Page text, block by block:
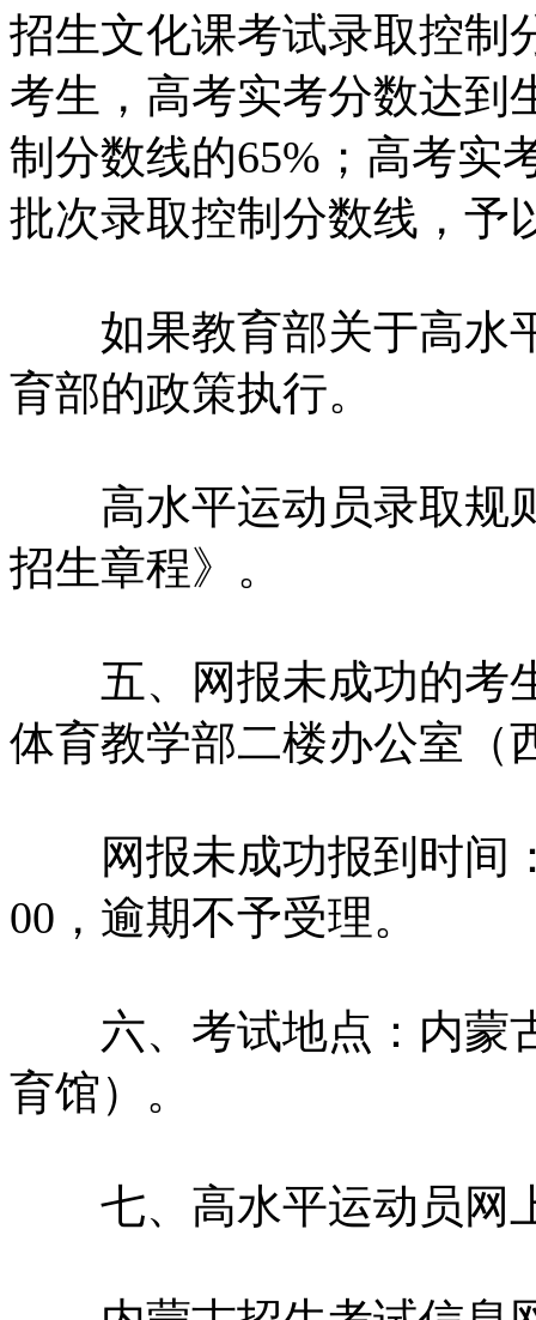
招生文化课考试录取控制
考生，高考实考分数达到
制分数线的65%；高考实
批次录取控制分数线，予
如果教育部关于高水
育部的政策执行。
高水平运动员录取规则
招生章程》。
五、网报未成功的考
体育教学部二楼办公室（
网报未成功报到时间：
00，逾期不予受理。
六、考试地点：内蒙
育馆）。
七、高水平运动员网